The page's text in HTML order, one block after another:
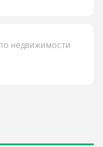
недвижимости